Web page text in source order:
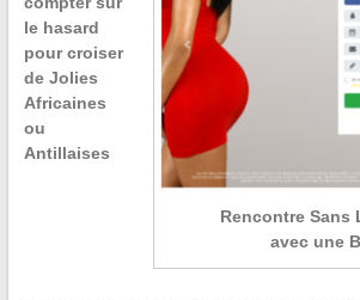
Rencontre Sans
avec une
le hasard
pour croiser
de Jolies
Africaines
ou
Antillaises